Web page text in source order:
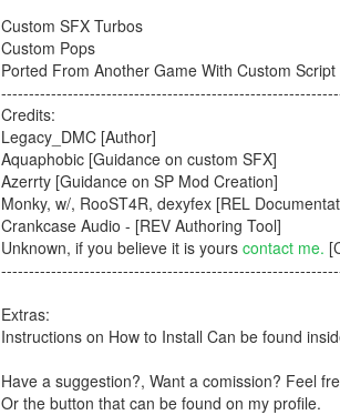
Custom SFX Turbos
Custom Pops
Ported From Another Game With Custom
Credits:
Legacy_DMC [Author]
Aquaphobic [Guidance on custom SFX]
Azerrty [Guidance on SP Mod Creation]
Monky, w/, RooST4R, dexyfex [REL
Crankcase Audio - [REV Authoring Tool]
Unknown, if you believe it is yours contact me.
Extras:
Instructions on How to Install Can be found
Have a suggestion?, Want a comission? Feel
Or the button that can be found on my profile.